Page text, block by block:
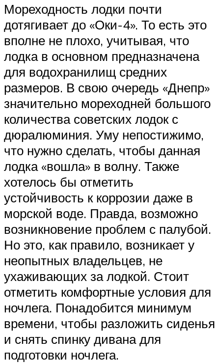
Мореходность лодки почти
дотягивает до «Оки-4». То есть это
вполне не плохо, учитывая, что
лодка в основном предназначена
для водохранилищ средних
размеров. В свою очередь «Днепр»
значительно мореходней большого
количества советских лодок с
дюралюминия. Уму непостижимо,
что нужно сделать, чтобы данная
лодка «вошла» в волну. Также
хотелось бы отметить
устойчивость к коррозии даже в
морской воде. Правда, возможно
возникновение проблем с палубой.
Но это, как правило, возникает у
неопытных владельцев, не
ухаживающих за лодкой. Стоит
отметить комфортные условия для
ночлега. Понадобится минимум
времени, чтобы разложить сиденья
и снять спинку дивана для
подготовки ночлега.